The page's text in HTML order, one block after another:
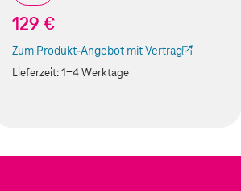
129 €
Zum Produkt-Angebot mit Vertrag
(Der Link wird in einem neuen Tab geöffnet)
Lieferzeit:1-4 Werktage